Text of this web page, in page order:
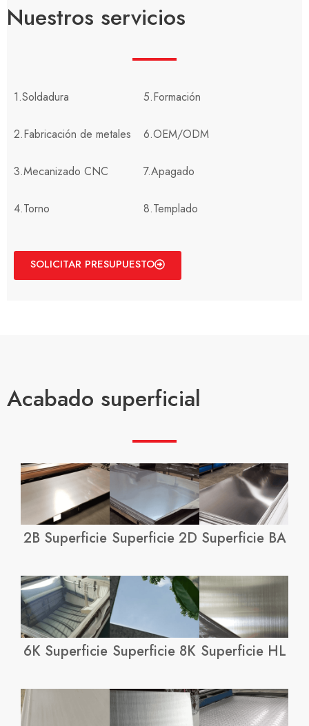
Nuestros servicios
1.Soldadura
2.Fabricación de metales
3.Mecanizado CNC
4.Torno
5.Formación
6.OEM/ODM
7.Apagado
8.Templado
SOLICITAR PRESUPUESTO
Acabado superficial
2B Superficie Superficie 2D Superficie BA
6K Superficie Superficie 8K Superficie HL